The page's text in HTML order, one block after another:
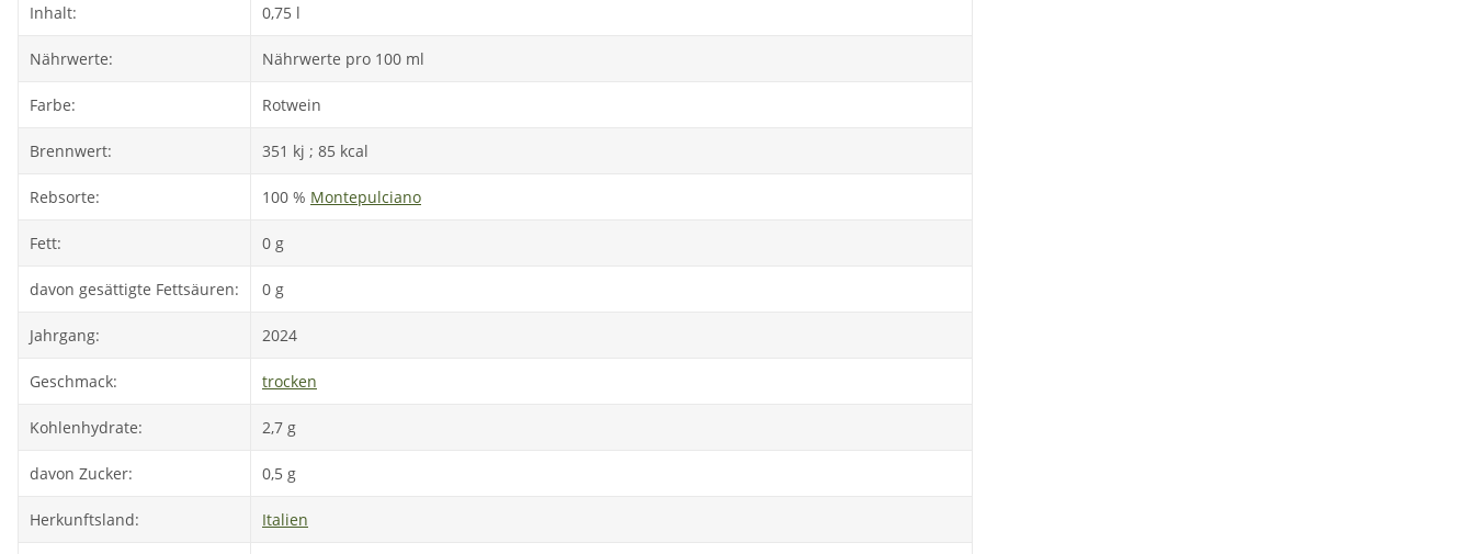
Inhalt: 0,75 l
Nährwerte: Nährwerte pro 100 ml
Farbe: Rotwein
Brennwert: 351 kj ; 85 kcal
Rebsorte: 100 % Montepulciano
Fett: 0 g
davon gesättigte Fettsäuren: 0 g
Jahrgang: 2024
Geschmack: trocken
Kohlenhydrate: 2,7 g
davon Zucker: 0,5 g
Herkunftsland: Italien